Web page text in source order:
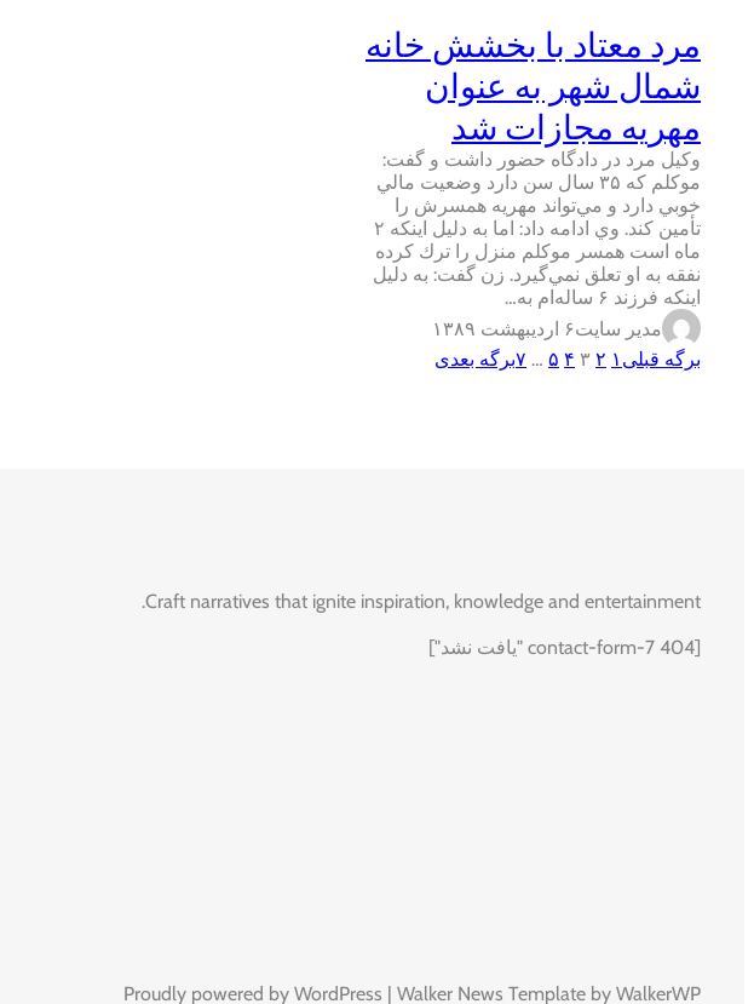
مرد معتاد با بخشش خانه
شمال شهر به عنوان
مهريه مجازات شد
وكيل مرد در دادگاه حضور داشت و گفت:
موكلم كه ۳۵ سال سن دارد وضعيت مالي
خوبي دارد و مي‌تواند مهريه همسرش را
تأمين كند. وي ادامه داد: اما به دليل اينكه ۲
ماه است همسر موكلم منزل را ترك كرده
نفقه به او تعلق نمي‌گيرد. زن گفت: به دليل
اينكه فرزند ۶ ساله‌ام به…
مدیر سایت۶ اردیبهشت ۱۳۸۹
برگه قبلی ۱ ۲ ۳ ۴ ۵ … ۷برگه بعدی
Craft narratives that ignite inspiration, knowledge and entertainment.
[contact-form-7 404 "یافت نشد"]
Proudly powered by WordPress | Walker News Template by WalkerWP